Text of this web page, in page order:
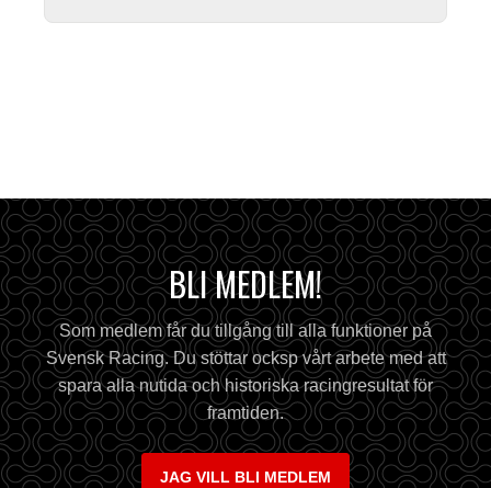
BLI MEDLEM!
Som medlem får du tillgång till alla funktioner på
Svensk Racing. Du stöttar ocksp vårt arbete med att
spara alla nutida och historiska racingresultat för
framtiden.
JAG VILL BLI MEDLEM